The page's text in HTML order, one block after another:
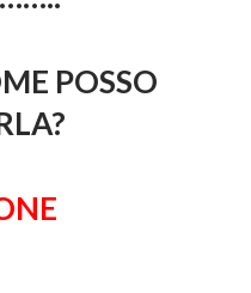
POSSO